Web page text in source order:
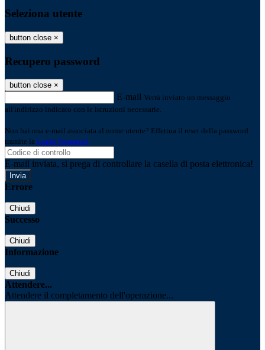
Seleziona utente
button close ×
Recupero password
button close ×
E-mail Verrà inviato un messaggio
all'indirizzo indicato con le istruzioni necessarie.
Non hai una e-mail associata al nome utente? Effettua il reset della password
tramite la Login Spaggiari
E-mail inviata, si prega di controllare la casella di posta elettronica!
Errore
Chiudi
Successo
Chiudi
Informazione
Chiudi
Attendere...
Attendere il completamento dell'operazione...